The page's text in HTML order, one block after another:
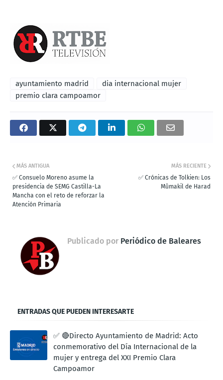
ayuntamiento madrid
dia internacional mujer
premio clara campoamor
MÁS RECIENTE
✅ Crónicas de Tolkien: Los
Mûmakil de Harad
MÁS ANTIGUA
✅ Consuelo Moreno asume la
presidencia de SEMG Castilla-La
Mancha con el reto de reforzar la
Atención Primaria
Publicado por Periódico de Baleares
ENTRADAS QUE PUEDEN INTERESARTE
✅ 🔴Directo Ayuntamiento de Madrid: Acto
conmemorativo del Día Internacional de la
mujer y entrega del XXI Premio Clara
Campoamor